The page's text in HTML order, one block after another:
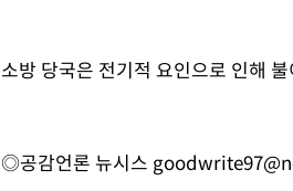
소방 당국은 전기적 요인으로 인해
◎공감언론 뉴시스